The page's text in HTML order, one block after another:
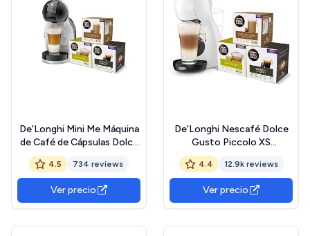
De'Longhi Mini Me Máquina
de Café de Cápsulas Dolce
Gusto para Café Espresso
con 3 packs de café,
EDG155.BG, 0,8 L, Color
Negro, Gris
4.5 734 reviews
Ver precio
De'Longhi Nescafé Dolce
Gusto Piccolo XS
EDG110.WB, Cafetera
Cápsulas, Incluye 3
Paquetes de Cápsulas,
Diseño Super-Compacto,
Cafetera Manual para Café
4.4 12.9k reviews
Ver precio